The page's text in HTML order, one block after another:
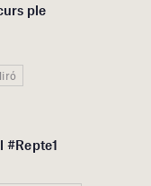
ple
#Repte1